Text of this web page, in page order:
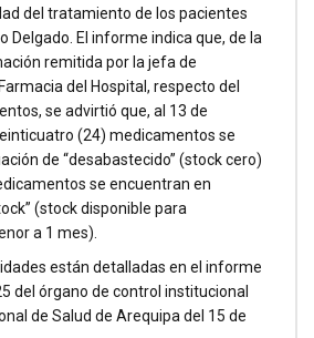
del tratamiento de los pacientes
Delgado. El informe indica que, de la
remitida por la jefa de
del Hospital, respecto del
se advirtió que, al 13 de
(24) medicamentos se
de “desabastecido” (stock cero)
se encuentran en
(stock disponible para
a 1 mes).
están detalladas en el informe
del órgano de control institucional
de Salud de Arequipa del 15 de